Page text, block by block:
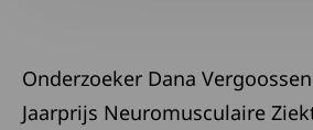
Onderzoeker Dana
Jaarprijs Neuromusculaire